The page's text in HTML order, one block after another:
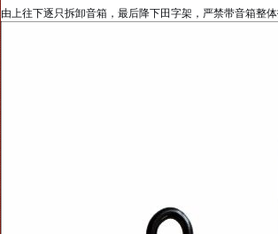
由上往下逐只拆卸音箱，最后降下田字架，严禁带音箱整体